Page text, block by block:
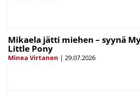
Mikaela jätti miehen – syynä
Little Pony
Minea Virtanen | 29.07.2026